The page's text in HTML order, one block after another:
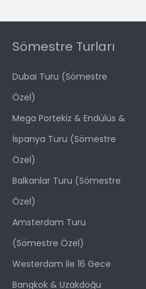
Sömestre Turları
Dubai Turu (Sömestre
Özel)
Mega Portekiz & Endülüs &
İspanya Turu (Sömestre
Özel)
Balkanlar Turu (Sömestre
Özel)
Amsterdam Turu
(Sömestre Özel)
Westerdam ile 16 Gece
Bangkok & Uzakdoğu